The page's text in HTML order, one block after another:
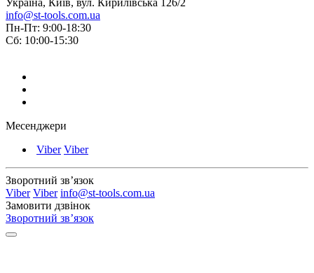
info@st-tools.com.ua
Пн-Пт: 9:00-18:30
Сб: 10:00-15:30
Месенджери
Viber Viber
Зворотний зв’язок
Viber Viber info@st-tools.com.ua
Замовити дзвінок
Зворотний зв’язок